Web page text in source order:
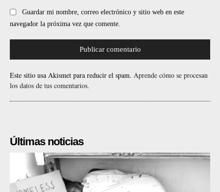
Guardar mi nombre, correo electrónico y sitio web en este
navegador la próxima vez que comente.
Este sitio usa Akismet para reducir el spam. Aprende cómo se procesan
los datos de tus comentarios.
Últimas noticias